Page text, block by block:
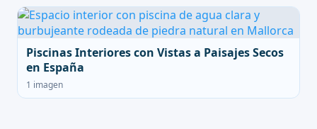
Piscinas Interiores con Vistas a Paisajes Secos
en España
1 imagen